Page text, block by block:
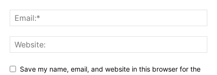
Save my name, email, and website in this browser for the